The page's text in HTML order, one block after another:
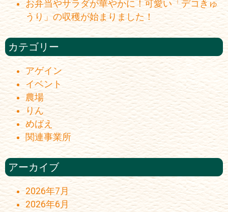
お弁当やサラダが華やかに！可愛い「デコきゅ
うり」の収穫が始まりました！
カテゴリー
アゲイン
イベント
農場
りん
めばえ
関連事業所
アーカイブ
2026年7月
2026年6月